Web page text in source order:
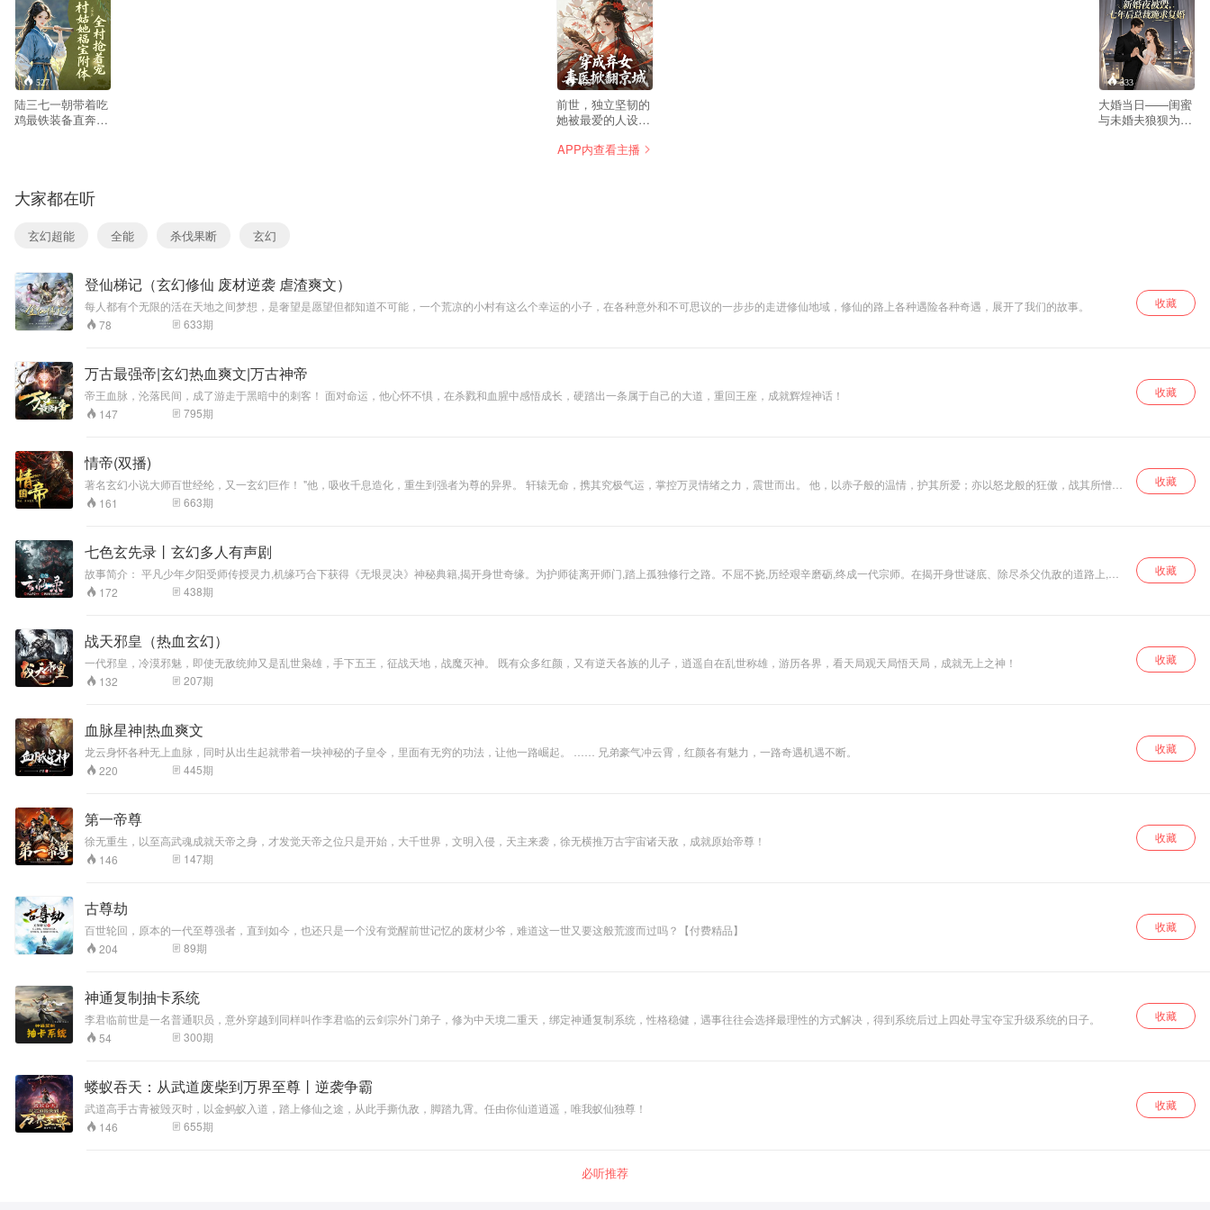
527
陆三七一朝带着吃
鸡最铁装备直奔田
的二傻子好给她儿
子换亲？还说为她
好？新世纪女汉子
能忍？嫁？呵呵，
地雷，笑意盈盈面
对大娘。风太大，
你能再说一遍不？
一时心善捡了个病
鬼，没想到这病鬼
霸占她？陆三七：
我看你是没挨过
揍！赵鸣川：女
人，寡人忍你很久
了！陆三七觉得把
鹅……
465
前世，独立坚韧的
她被最爱的人设计
父母，心灰意冷下
徒景，她那颗坚如
钢铁的心开始慢慢
勾着嗜血又好看的
333
大婚当日——闺蜜
与未婚夫狼狈为奸
了。”男人勾起她的
下巴，眼底火热一
片，“落落，你以为
APP内查看主播
大家都在听
玄幻超能 全能 杀伐果断 玄幻
登仙梯记（玄幻修仙 废材逆袭 虐渣爽文）
每人都有个无限的活在天地之间梦想，是奢望是愿望但都知道不可能，一个荒凉的小村有这么个幸运的小子，在各种意外和不可思议的一步步的走进修仙地域，修仙的路上各种遇险各种奇遇，展开了我们的故事。
78
633期
收藏
万古最强帝|玄幻热血爽文|万古神帝
帝王血脉，沦落民间，成了游走于黑暗中的刺客！ 面对命运，他心怀不惧，在杀戮和血腥中感悟成长，硬踏出一条属于自己的大道，重回王座，成就辉煌神话！
147
795期
收藏
情帝(双播)
著名玄幻小说大师百世经纶，又一玄幻巨作！ "他，吸收千息造化，重生到强者为尊的异界。 轩辕无命，携其究极气运，掌控万灵情绪之力，震世而出。 他，以赤子般的温情，护其所爱；亦以怒龙般的狂傲，战其所憎。
在这弱肉强食，适者生存的世界，他仗剑穹苍、步步血痕终不惧；爱恨分明、快意恩仇终不悔。" 看玄幻的人，不会不知道《飘渺之旅》这本书，它被称为网络玄幻中修真类作品的奠基之作，和《诛仙》、《小兵传奇》
一起被誉为“网络三大奇书”。
161 663期
收藏
七色玄先录丨玄幻多人有声剧
故事简介： 平凡少年夕阳受师传授灵力,机缘巧合下获得《无垠灵决》神秘典籍,揭开身世奇缘。为护师徒离开师门,踏上孤独修行之路。不屈不挠,历经艰辛磨砺,终成一代宗师。在揭开身世谜底、除尽杀父仇敌的道路上,重
重阻碍接踵而至,惊心动魄剧情一浪高过一浪。当夕阳终成至尊,震慑群雄,最后一战亦在无形,究竟他能否彻底解开心结?这一切的谜底终将大白。
172 438期
收藏
战天邪皇（热血玄幻）
一代邪皇，冷漠邪魅，即使无敌统帅又是乱世枭雄，手下五王，征战天地，战魔灭神。 既有众多红颜，又有逆天各族的儿子，逍遥自在乱世称雄，游历各界，看天局观天局悟天局，成就无上之神！
132
207期
收藏
血脉星神|热血爽文
龙云身怀各种无上血脉，同时从出生起就带着一块神秘的子皇令，里面有无穷的功法，让他一路崛起。 …… 兄弟豪气冲云霄，红颜各有魅力，一路奇遇机遇不断。
220
445期
收藏
第一帝尊
徐无重生，以至高武魂成就天帝之身，才发觉天帝之位只是开始，大千世界，文明入侵，天主来袭，徐无横推万古宇宙诸天敌，成就原始帝尊！
146
147期
收藏
古尊劫
百世轮回，原本的一代至尊强者，直到如今，也还只是一个没有觉醒前世记忆的废材少爷，难道这一世又要这般荒渡而过吗？【付费精品】
204
89期
收藏
神通复制抽卡系统
李君临前世是一名普通职员，意外穿越到同样叫作李君临的云剑宗外门弟子，修为中天境二重天，绑定神通复制系统，性格稳健，遇事往往会选择最理性的方式解决，得到系统后过上四处寻宝夺宝升级系统的日子。
54
300期
收藏
蝼蚁吞天：从武道废柴到万界至尊丨逆袭争霸
武道高手古青被毁灭时，以金蚂蚁入道，踏上修仙之途，从此手撕仇敌，脚踏九霄。任由你仙道逍遥，唯我蚁仙独尊！
146
655期
收藏
必听推荐